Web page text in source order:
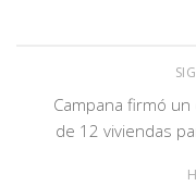
Campana firmó
de 12 viviendas